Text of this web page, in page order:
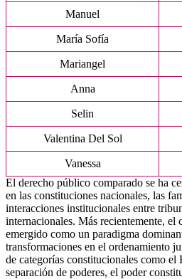
Manuel
María Sofía
Mariangel
Anna
Selin
Valentina Del Sol
Vanessa
El derecho público comparado se ha
en las constituciones nacionales, las
interacciones institucionales entre
internacionales. Más recientemente, el
emergido como un paradigma
transformaciones en el ordenamiento
de categorías constitucionales como el
separación de poderes, el poder